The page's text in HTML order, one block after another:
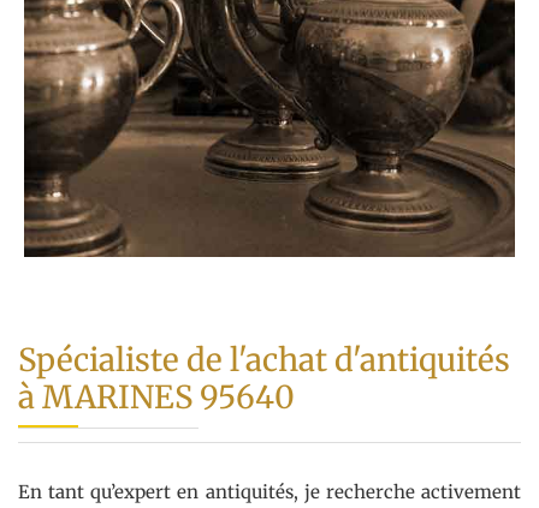
Spécialiste de l'achat d'antiquités
à MARINES 95640
En tant qu’expert en antiquités, je recherche activement